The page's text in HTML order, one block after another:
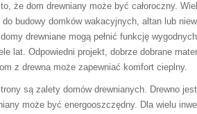
że dom drewniany może być całoroczny.
do budowy domków wakacyjnych, altan lub
drewniane mogą pełnić funkcję
lat. Odpowiedni projekt, dobrze dobrane
z drewna może zapewniać komfort cieplny.
są zalety domów drewnianych. Drewno
może być energooszczędny. Dla wielu